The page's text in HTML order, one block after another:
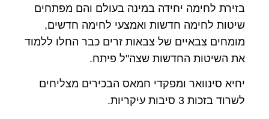
בזירת לחימה יחידה במינה בעולם והם מפתחים
שיטות לחימה חדשות ואמצעי לחימה חדשים,
מומחים צבאיים של צבאות זרים כבר החלו ללמוד
את השיטות החדשות שצה"ל פיתח.
יחיא סינוואר ומפקדי חמאס הבכירים מצליחים
לשרוד בזכות 3 סיבות עיקריות.